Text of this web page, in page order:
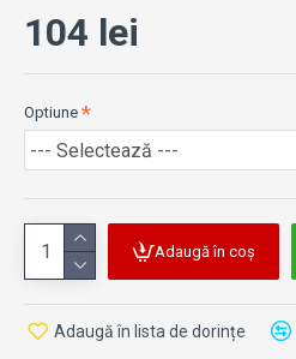
104 lei
Optiune
Adaugă în coș
Adaugă în lista de dorințe